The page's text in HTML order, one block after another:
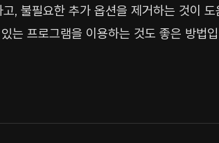
, 불필요한 추가 옵션을 제거하는 것이
는 프로그램을 이용하는 것도 좋은 방법